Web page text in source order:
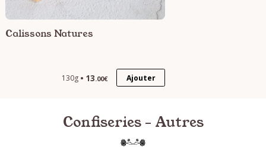
Calissons Natures
130g 13.00€ Ajouter
Confiseries - Autres